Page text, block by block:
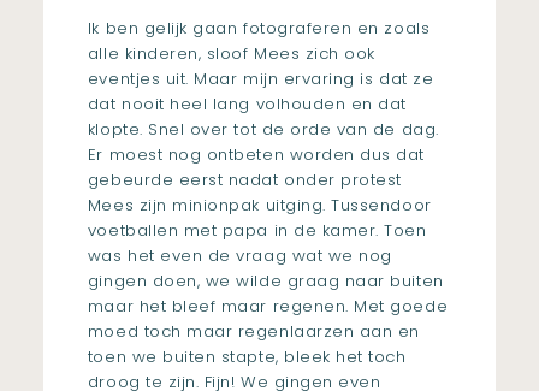
Ik ben gelijk gaan fotograferen en zoals
alle kinderen, sloof Mees zich ook
eventjes uit. Maar mijn ervaring is dat ze
dat nooit heel lang volhouden en dat
klopte. Snel over tot de orde van de dag.
Er moest nog ontbeten worden dus dat
gebeurde eerst nadat onder protest
Mees zijn minionpak uitging. Tussendoor
voetballen met papa in de kamer. Toen
was het even de vraag wat we nog
gingen doen, we wilde graag naar buiten
maar het bleef maar regenen. Met goede
moed toch maar regenlaarzen aan en
toen we buiten stapte, bleek het toch
droog te zijn. Fijn! We gingen even